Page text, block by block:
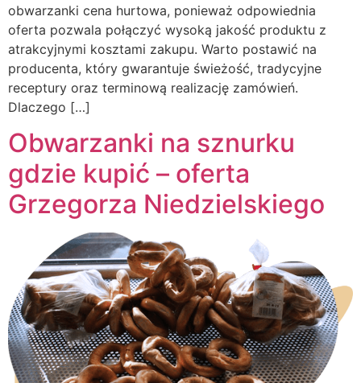
obwarzanki cena hurtowa, ponieważ odpowiednia
oferta pozwala połączyć wysoką jakość produktu z
atrakcyjnymi kosztami zakupu. Warto postawić na
producenta, który gwarantuje świeżość, tradycyjne
receptury oraz terminową realizację zamówień.
Dlaczego […]
Obwarzanki na sznurku
gdzie kupić – oferta
Grzegorza Niedzielskiego